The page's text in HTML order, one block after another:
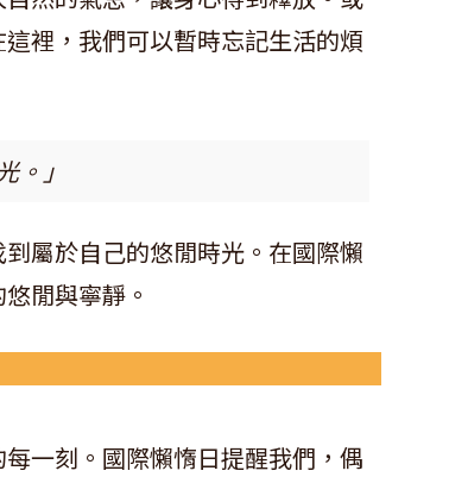
裡，我們可以暫時忘記生活的煩
。」
屬於自己的悠閒時光。在國際懶
閒與寧靜。
一刻。國際懶惰日提醒我們，偶